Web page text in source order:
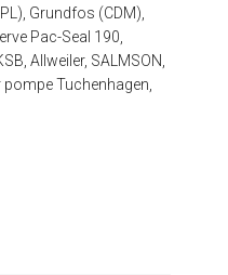
Grundfos (CDM),
Pac-Seal 190,
Allweiler, SALMSON,
Tuchenhagen,